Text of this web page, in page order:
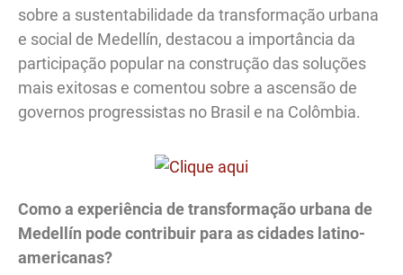
sobre a sustentabilidade da transformação urbana
e social de Medellín, destacou a importância da
participação popular na construção das soluções
mais exitosas e comentou sobre a ascensão de
governos progressistas no Brasil e na Colômbia.
Como a experiência de transformação urbana de
Medellín pode contribuir para as cidades latino-
americanas?